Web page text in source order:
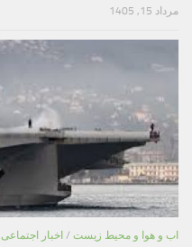
مرداد 15, 1405
اب و هوا و محیط زیست / اخبار اجتماعی